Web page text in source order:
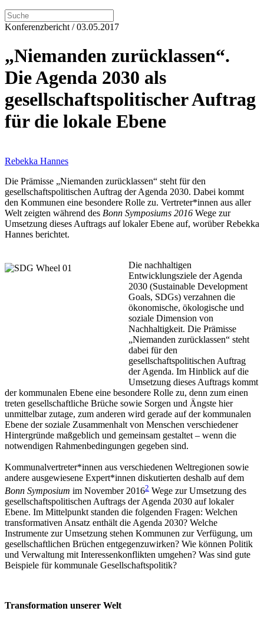
Konferenzbericht / 03.05.2017
„Niemanden zurücklassen“.
Die Agenda 2030 als
gesellschaftspolitischer Auftrag
für die lokale Ebene
Rebekka Hannes
Die Prämisse „Niemanden zurücklassen“ steht für den
gesellschaftspolitischen Auftrag der Agenda 2030. Dabei kommt
den Kommunen eine besondere Rolle zu. Vertreter*innen aus aller
Welt zeigten während des Bonn Symposiums 2016 Wege zur
Umsetzung dieses Auftrags auf lokaler Ebene auf, worüber Rebekka
Hannes berichtet.
Die nachhaltigen
Entwicklungsziele der Agenda
2030 (Sustainable Development
Goals, SDGs) verzahnen die
ökonomische, ökologische und
soziale Dimension von
Nachhaltigkeit. Die Prämisse
„Niemanden zurücklassen“ steht
dabei für den
gesellschaftspolitischen Auftrag
der Agenda. Im Hinblick auf die
Umsetzung dieses Auftrags kommt
der kommunalen Ebene eine besondere Rolle zu, denn zum einen
treten gesellschaftliche Brüche sowie Sorgen und Ängste hier
unmittelbar zutage, zum anderen wird gerade auf der kommunalen
Ebene der soziale Zusammenhalt von Menschen verschiedener
Hintergründe maßgeblich und gemeinsam gestaltet – wenn die
notwendigen Rahmenbedingungen gegeben sind.
Kommunalvertreter*innen aus verschiedenen Weltregionen sowie
andere ausgewiesene Expert*innen diskutierten deshalb auf dem
Bonn Symposium im November 20162 Wege zur Umsetzung des
gesellschaftspolitischen Auftrags der Agenda 2030 auf lokaler
Ebene. Im Mittelpunkt standen die folgenden Fragen: Welchen
transformativen Ansatz enthält die Agenda 2030? Welche
Instrumente zur Umsetzung stehen Kommunen zur Verfügung, um
gesellschaftlichen Brüchen entgegenzuwirken? Wie können Politik
und Verwaltung mit Interessenkonflikten umgehen? Was sind gute
Beispiele für kommunale Gesellschaftspolitik?
Transformation unserer Welt